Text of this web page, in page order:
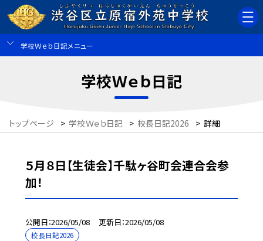
学校Ｗｅｂ日記メニュー
学校Ｗｅｂ日記
トップページ > 学校Ｗｅｂ日記 > 校長日記2026 > 詳細
５月８日【生徒会】千駄ヶ谷町会連合会参
加！
公開日 2026/05/08 更新日 2026/05/08
校長日記2026